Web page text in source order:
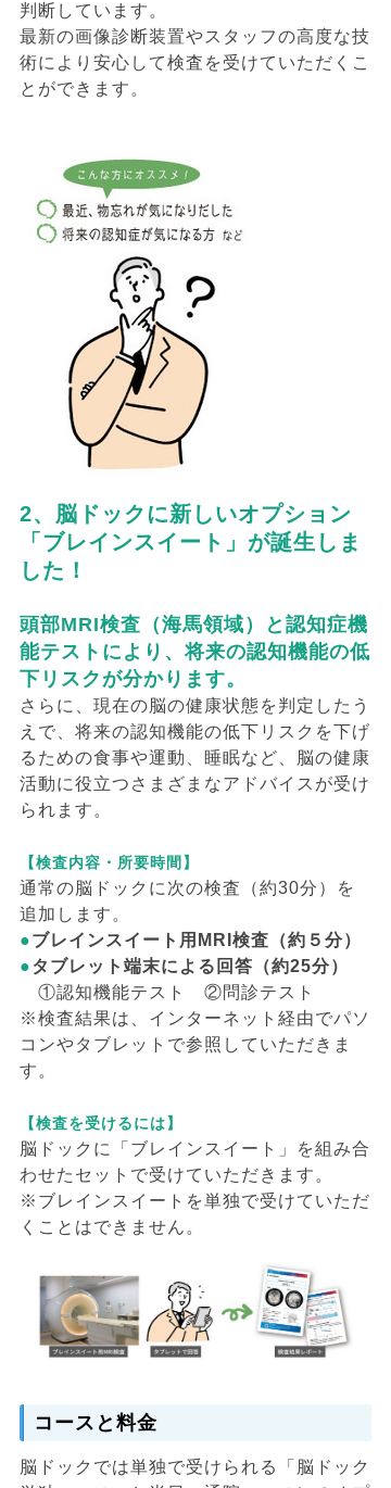
判断しています。
最新の画像診断装置やスタッフの高度な技
術により安心して検査を受けていただくこ
とができます。
2、脳ドックに新しいオプション
「ブレインスイート」が誕生しま
した！
頭部MRI検査（海馬領域）と認知症機
能テストにより、将来の認知機能の低
下リスクが分かります。
さらに、現在の脳の健康状態を判定したう
えで、将来の認知機能の低下リスクを下げ
るための食事や運動、睡眠など、脳の健康
活動に役立つさまざまなアドバイスが受け
られます。
【検査内容・所要時間】
通常の脳ドックに次の検査（約30分）を
追加します。
●ブレインスイート用MRI検査（約５分）
●タブレット端末による回答（約25分）
①認知機能テスト ②問診テスト
※検査結果は、インターネット経由でパソ
コンやタブレットで参照していただきま
す。
【検査を受けるには】
脳ドックに「ブレインスイート」を組み合
わせたセットで受けていただきます。
※ブレインスイートを単独で受けていただ
くことはできません。
コースと料金
脳ドックでは単独で受けられる「脳ドック